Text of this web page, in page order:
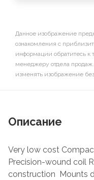
Данное изображение
ознакомления с
информации обратитесь к
менеджеру отдела
изменять изображение
Описание
Very low cost
Precision-wound coil
construction Mounts